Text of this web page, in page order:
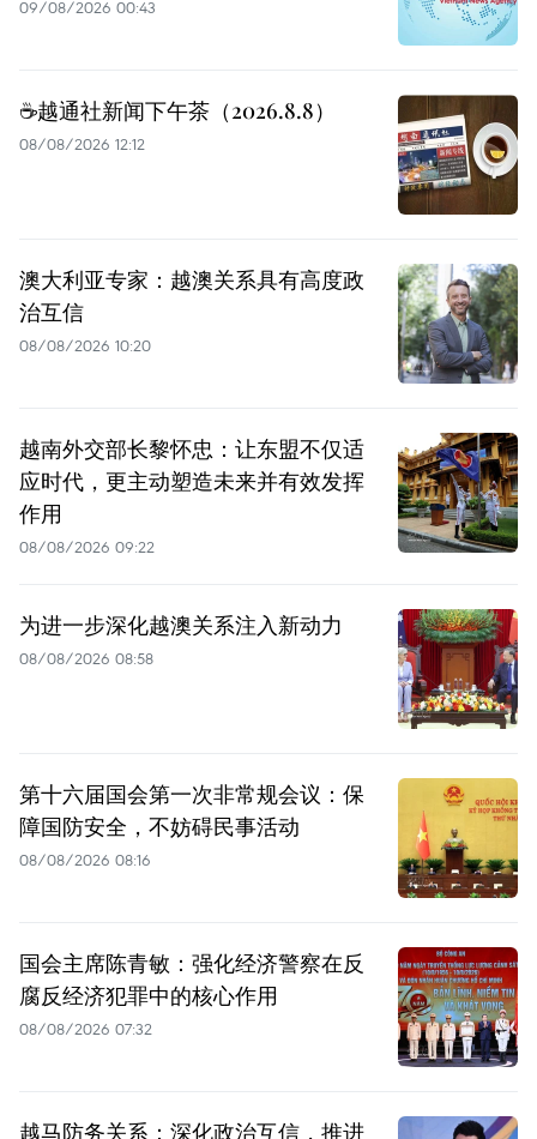
09/08/2026 00:43
☕️越通社新闻下午茶（2026.8.8）
08/08/2026 12:12
澳大利亚专家：越澳关系具有高度政
治互信
08/08/2026 10:20
越南外交部长黎怀忠：让东盟不仅适
应时代，更主动塑造未来并有效发挥
作用
08/08/2026 09:22
为进一步深化越澳关系注入新动力
08/08/2026 08:58
第十六届国会第一次非常规会议：保
障国防安全，不妨碍民事活动
08/08/2026 08:16
国会主席陈青敏：强化经济警察在反
腐反经济犯罪中的核心作用
08/08/2026 07:32
越马防务关系：深化政治互信，推进